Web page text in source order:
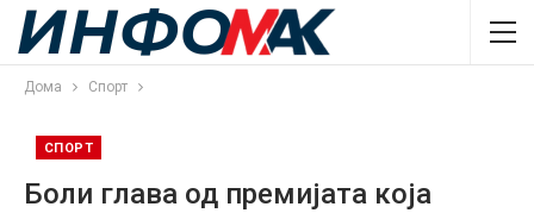
Дома Спорт
СПОРТ
Боли глава од премијата која